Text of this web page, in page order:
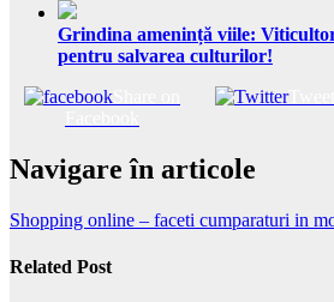
Grindina amenință viile:
pentru salvarea culturilor!
Tweet
Navigare în articole
Shopping online – faceti cumparaturi in
Related Post